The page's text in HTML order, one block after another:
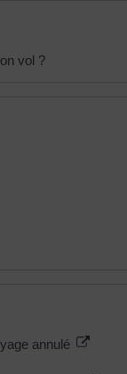
vol ?
annulé